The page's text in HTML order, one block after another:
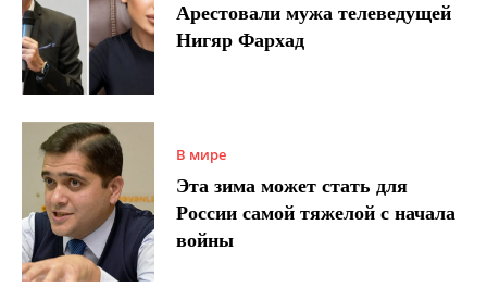
Арестовали мужа телеведущей
Нигяр Фархад
В мире
Эта зима может стать для
России самой тяжелой с начала
войны